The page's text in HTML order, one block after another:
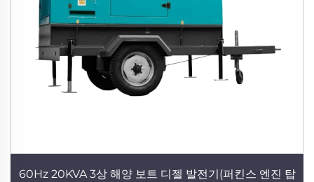
60Hz 20KVA 3상 해양 보트 디젤 발전기(퍼킨스 엔진 탑